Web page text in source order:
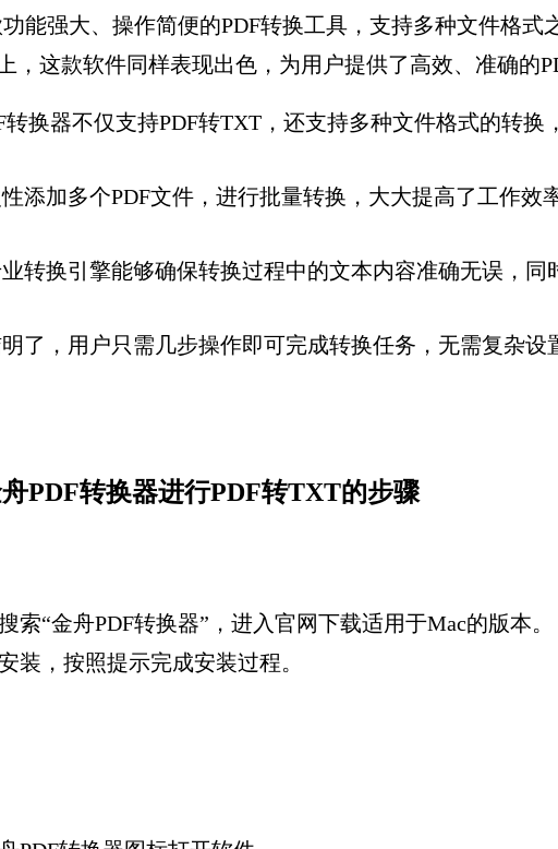
能强大、操作简便的PDF转换工具，支持多种文件格式
，这款软件同样表现出色，为用户提供了高效、准确的
转换器不仅支持PDF转TXT，还支持多种文件格式的转换
添加多个PDF文件，进行批量转换，大大提高了工作效率
业转换引擎能够确保转换过程中的文本内容准确无误，同
了，用户只需几步操作即可完成转换任务，无需复杂设
PDF转换器进行PDF转TXT的步骤
索“金舟PDF转换器”，进入官网下载适用于Mac的版本。
装，按照提示完成安装过程。